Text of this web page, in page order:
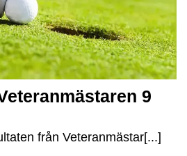
9
från Veteranmästar[...]